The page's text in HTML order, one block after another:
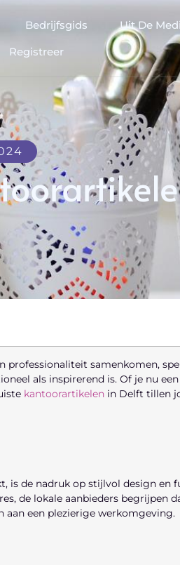
Bedrijfsgids Uit De
Registreer
professionaliteit samenkomen,
als inspirerend is. Of je nu
kantoorartikelenin Delft tillen
is de nadruk op stijlvol design en
de lokale aanbieders begrijpen
een plezierige werkomgeving.